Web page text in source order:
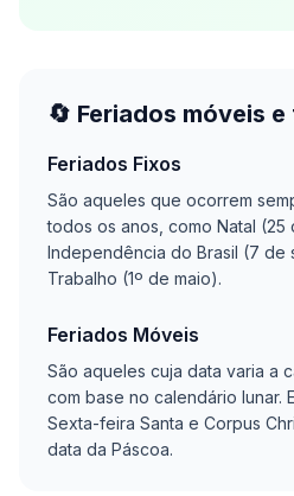
🔄 Feriados móveis
Feriados Fixos
São aqueles que ocorrem
todos os anos, como Natal (25
Independência do Brasil (7 de
Trabalho (1º de maio).
Feriados Móveis
São aqueles cuja data varia a
com base no calendário lunar.
Sexta-feira Santa e Corpus
data da Páscoa.